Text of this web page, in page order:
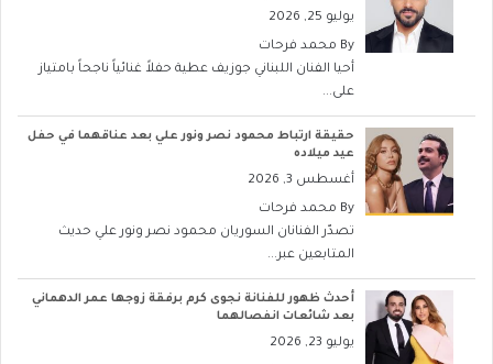
يوليو 25, 2026
By محمد فرحات
أحيا الفنان اللبناني جوزيف عطية حفلاً غنائياً ناجحاً بامتياز
على...
حقيقة ارتباط محمود نصر ونور علي بعد عناقهما في حفل
عيد ميلاده
أغسطس 3, 2026
By محمد فرحات
تصدّر الفنانان السوريان محمود نصر ونور علي حديث
المتابعين عبر...
أحدث ظهور للفنانة نجوى كرم برفقة زوجها عمر الدهماني
بعد شائعات انفصالهما
يوليو 23, 2026